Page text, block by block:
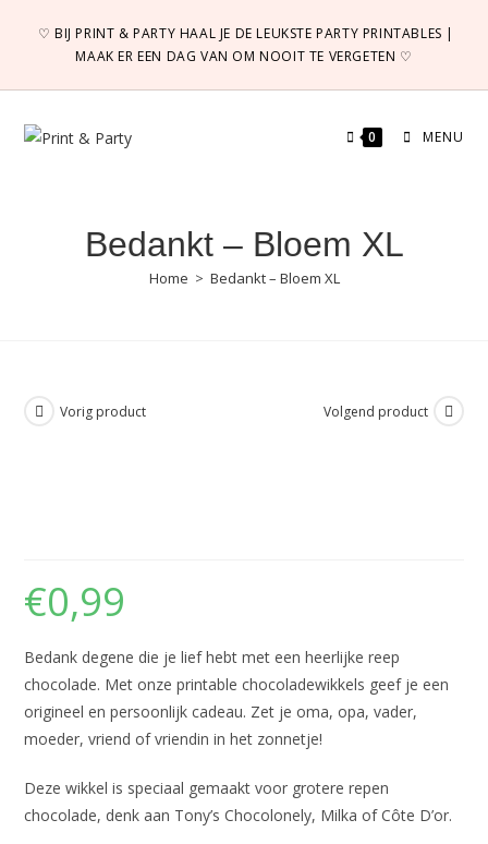
♡ BIJ PRINT & PARTY HAAL JE DE LEUKSTE PARTY PRINTABLES |
MAAK ER EEN DAG VAN OM NOOIT TE VERGETEN ♡
0 MENU
Bedankt – Bloem XL
Home > Bedankt – Bloem XL
Vorig product Volgend product
€0,99
Bedank degene die je lief hebt met een heerlijke reep
chocolade. Met onze printable chocoladewikkels geef je een
origineel en persoonlijk cadeau. Zet je oma, opa, vader,
moeder, vriend of vriendin in het zonnetje!
Deze wikkel is speciaal gemaakt voor grotere repen
chocolade, denk aan Tony’s Chocolonely, Milka of Côte D’or.